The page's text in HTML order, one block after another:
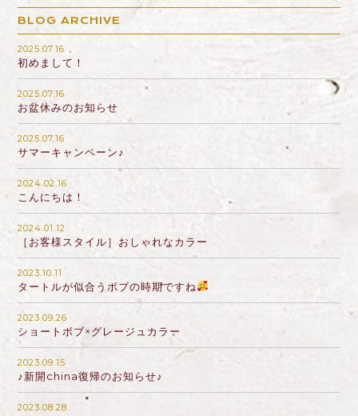
BLOG ARCHIVE
2025.07.16
初めまして！
2025.07.16
お盆休みのお知らせ
2025.07.16
サマーキャンペーン♪
2024.02.16
こんにちは！
2024.01.12
［お客様スタイル］おしゃれなカラー
2023.10.11
タートルが似合うボブの時期ですね
2023.09.26
ショートボブ×グレージュカラー
2023.09.15
♪新開china復帰のお知らせ♪
2023.08.28